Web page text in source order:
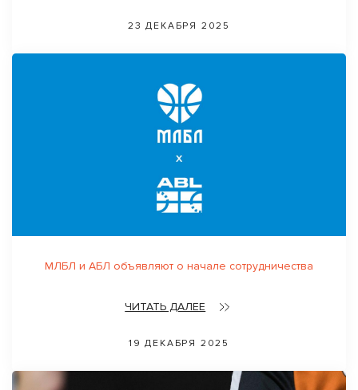
23 ДЕКАБРЯ 2025
МЛБЛ и АБЛ объявляют о начале сотрудничества
ЧИТАТЬ ДАЛЕЕ
19 ДЕКАБРЯ 2025